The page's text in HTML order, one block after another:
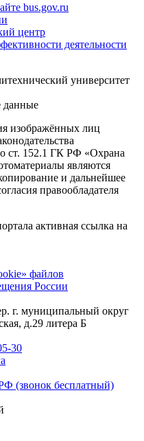
bus.gov.ru
центр
деятельности
университет
данные
изображённых лиц
ст. 152.1 ГК РФ «Охрана
являются
и дальнейшее
правообладателя
активная ссылка на
файлов
России
г. муниципальный округ
д.29 литера Б
30
(звонок бесплатный)